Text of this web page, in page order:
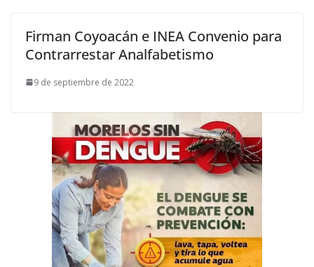
Firman Coyoacán e INEA Convenio para
Contrarrestar Analfabetismo
9 de septiembre de 2022